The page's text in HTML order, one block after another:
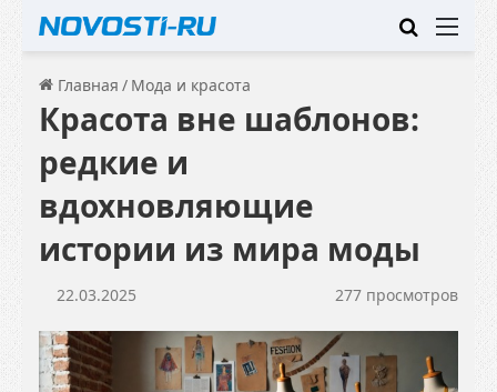
Искать
Главная / Мода и красота
Красота вне шаблонов:
редкие и
вдохновляющие
истории из мира моды
22.03.2025 277 просмотров